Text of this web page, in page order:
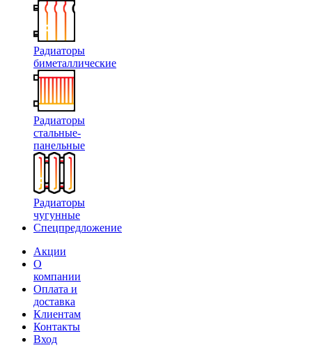
Радиаторы
биметаллические
Радиаторы
стальные-
панельные
Радиаторы
чугунные
Спецпредложение
Акции
О
компании
Оплата и
доставка
Клиентам
Контакты
Вход